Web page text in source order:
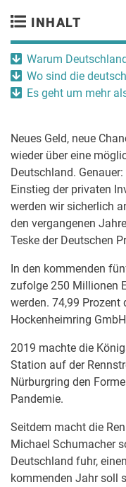
INHALT
Warum
Wo sind die
Es geht um mehr
Neues Geld, neue
wieder über eine
Deutschland.
Einstieg der privaten
werden wir sicherlich
den vergangenen
Teske der Deutschen
In den kommenden
zufolge 250 Millionen
werden. 74,99 Prozent
Hockenheimring
2019 machte die
Station auf der
Nürburgring den
Pandemie.
Seitdem macht die
Michael Schumacher
Deutschland fuhr,
kommenden Jahr soll